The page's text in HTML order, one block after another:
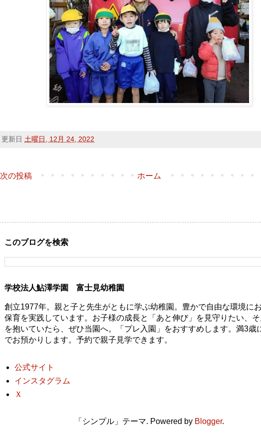
更新日 土曜日, 12月 24, 2022
次の投稿 ホーム
このブログを検索
学校法人鮎澤学園 富士見幼稚園
創立1977年。親と子と先生がともに学ぶ幼稚園。豊かで自由な環境に
保育を実践しています。お子様の成長と「あと伸び」を見守りたい、
を抱いていたら、ぜひ当園へ。「プレ入園」をおすすめします。満3歳
でお預かりします。予約で親子見学できます。
公式サイト
インスタグラム
Ｘ
「シンプル」テーマ. Powered by Blogger.